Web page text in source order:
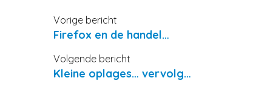
Vorige bericht
Firefox en de handel…
Volgende bericht
Kleine oplages… vervolg…